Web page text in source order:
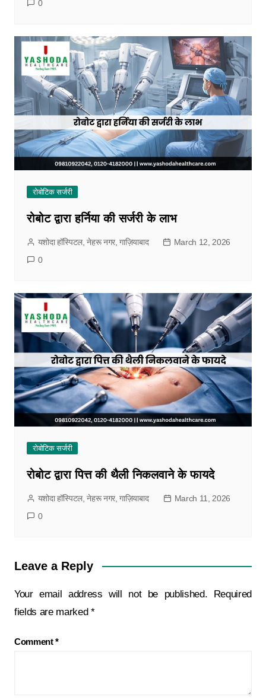
0
रोबोटिक सर्जरी
रोबोट द्वारा हर्निया की सर्जरी के लाभ
यशोदा हॉस्पिटल, नेहरू नगर, गाज़ियाबाद
March 12, 2026
0
रोबोटिक सर्जरी
रोबोट द्वारा पित्त की थैली निकलवाने के फायदे
यशोदा हॉस्पिटल, नेहरू नगर, गाज़ियाबाद
March 11, 2026
0
Leave a Reply
Your email address will not be published.
Required
fields are marked *
Comment*